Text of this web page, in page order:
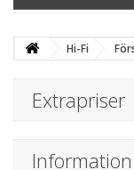
Hi-Fi
Extrapriser
Information